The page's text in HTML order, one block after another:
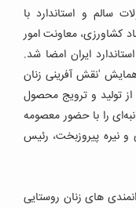
سالم و استاندارد با
کشاورزی، معاونت امور
ایران امضا شد.
'نقش آفرینی زنان
تولید و ترویج محصول
را با حضور معصومه
و نیره پیروزبخت، رئیس
۲۳ سال تجربه توانمندی های زنان روستایی